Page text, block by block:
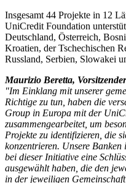
Insgesamt 44 Projekte in 12
UniCredit Foundation
Deutschland, Österreich,
Kroatien, der Tschechischen
Russland, Serbien, Slowakei
Maurizio Beretta,
"Im Einklang mit unserer
Richtige zu tun, haben die
Group in Europa mit der
zusammengearbeitet, um
Projekte zu identifizieren, die
konzentrieren. Unsere
bei dieser Initiative eine
ausgewählt haben, die den
in der jeweiligen